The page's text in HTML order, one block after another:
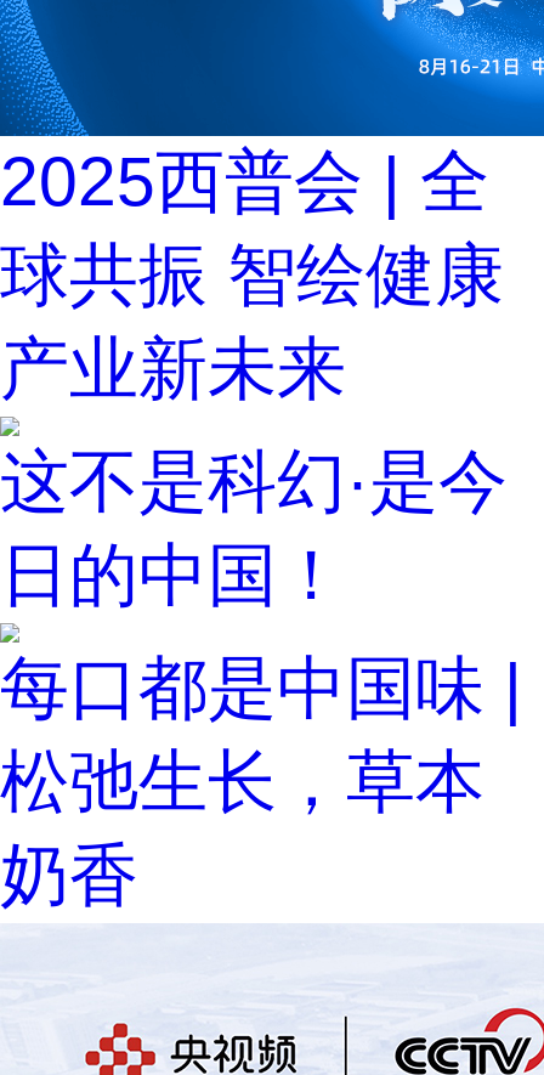
2025西普会 | 全
球共振 智绘健康
产业新未来
这不是科幻·是今
日的中国！
每口都是中国味 |
松弛生长，草本
奶香